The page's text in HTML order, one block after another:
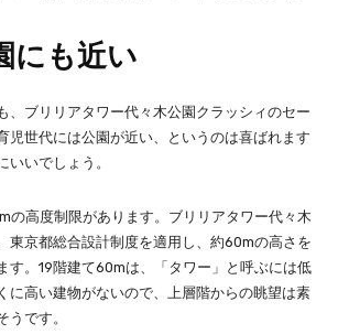
にも近い
、ブリリアタワー代々木公園クラッシィのセー
児世代には公園が近い、というのは喜ばれます
いいでしょう。
の高度制限があります。ブリリアタワー代々木
東京都総合設計制度を適用し、約60mの高さを
す。19階建て60mは、「タワー」と呼ぶには低
に高い建物がないので、上層階からの眺望は素
うです。